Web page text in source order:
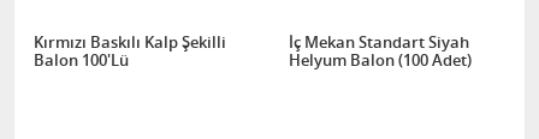
Kırmızı Baskılı Kalp Şekilli
Balon 100'Lü
İç Mekan Standart Siyah
Helyum Balon (100 Adet)